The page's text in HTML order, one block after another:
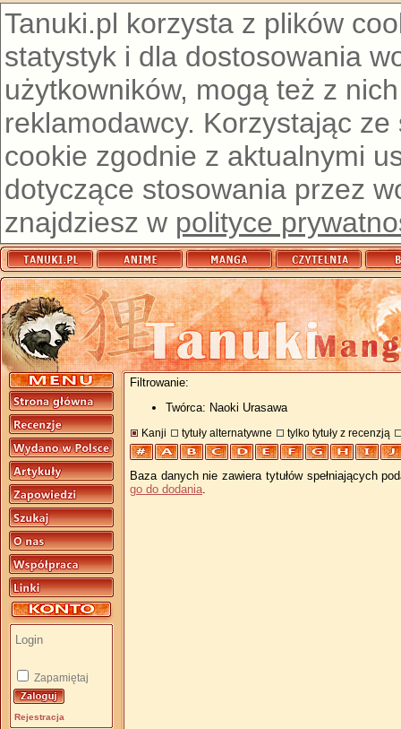
Tanuki.pl korzysta z plików
statystyk i dla dostosowania
użytkowników, mogą też z
reklamodawcy. Korzystając
cookie zgodnie z aktualnymi
dotyczące stosowania przez
znajdziesz w polityce
Zapamiętaj
Rejestracja
Filtrowanie:
Twórca: Naoki Urasawa
Kanji tytuły alternatywne tylko tytuły z recenzją
Baza danych nie zawiera tytułów spełniających
go do dodania.